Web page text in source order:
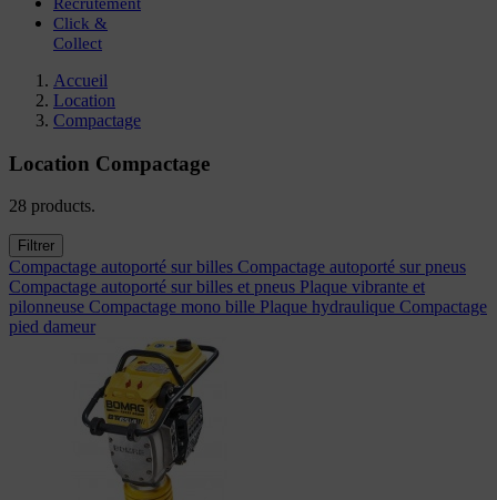
Click &
Collect
Accueil
Location
Compactage
Location Compactage
28 products.
Filtrer
Compactage autoporté sur billes Compactage autoporté sur pneus
Compactage autoporté sur billes et pneus Plaque vibrante et
pilonneuse Compactage mono bille Plaque hydraulique Compactage
pied dameur